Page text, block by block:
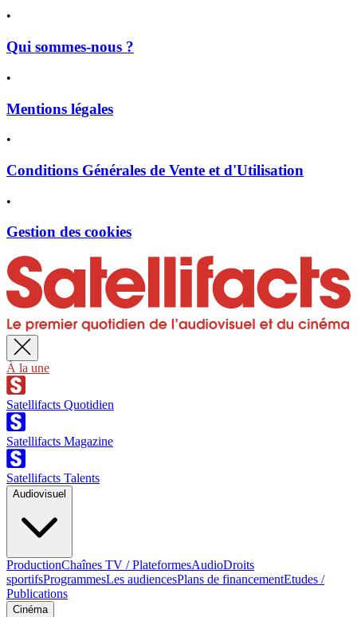
•
Qui sommes-nous ?
•
Mentions légales
•
Conditions Générales de Vente et d'Utilisation
•
Gestion des cookies
À la une
Satellifacts Quotidien
Satellifacts Magazine
Satellifacts Talents
Audiovisuel
ProductionChaînes TV / PlateformesAudioDroits
sportifsProgrammesLes audiencesPlans de financementEtudes /
Publications
Cinéma